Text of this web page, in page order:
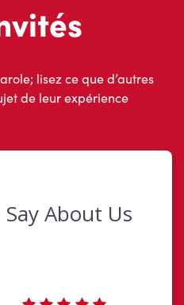
lisez ce que d’autres
de leur expérience